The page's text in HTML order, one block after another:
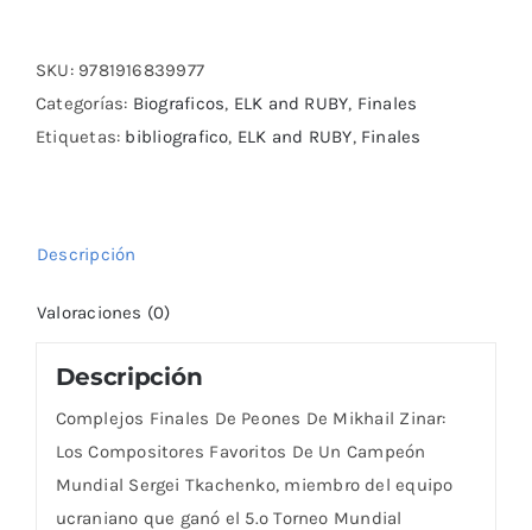
Peones
De
Mikhail
SKU: 9781916839977
Categorías: Biograficos, ELK and RUBY, Finales
Etiquetas: bibliografico, ELK and RUBY, Finales
Descripción
Valoraciones (0)
Descripción
Complejos Finales De Peones De Mikhail Zinar:
Los Compositores Favoritos De Un Campeón
Mundial Sergei Tkachenko, miembro del equipo
ucraniano que ganó el 5.º Torneo Mundial